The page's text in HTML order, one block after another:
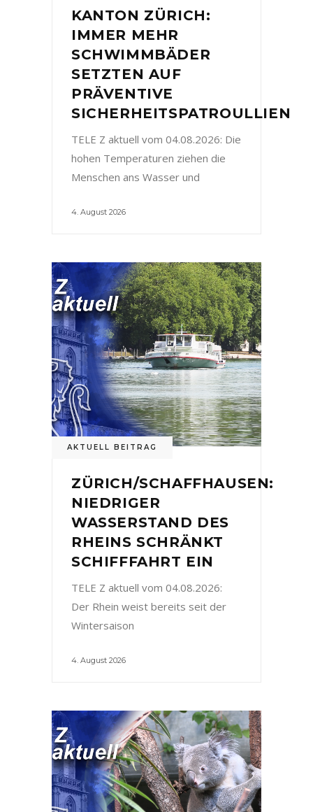
KANTON ZÜRICH:
IMMER MEHR
SCHWIMMBÄDER
SETZTEN AUF
PRÄVENTIVE
SICHERHEITSPATROULLIEN
TELE Z aktuell vom 04.08.2026: Die
hohen Temperaturen ziehen die
Menschen ans Wasser und
4. August 2026
AKTUELL BEITRAG
ZÜRICH/SCHAFFHAUSEN:
NIEDRIGER
WASSERSTAND DES
RHEINS SCHRÄNKT
SCHIFFFAHRT EIN
TELE Z aktuell vom 04.08.2026:
Der Rhein weist bereits seit der
Wintersaison
4. August 2026